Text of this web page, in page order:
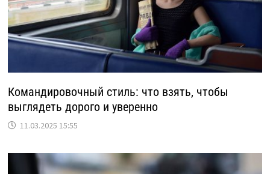
Командировочный стиль: что взять, чтобы
выглядеть дорого и уверенно
11.03.2025 15:55